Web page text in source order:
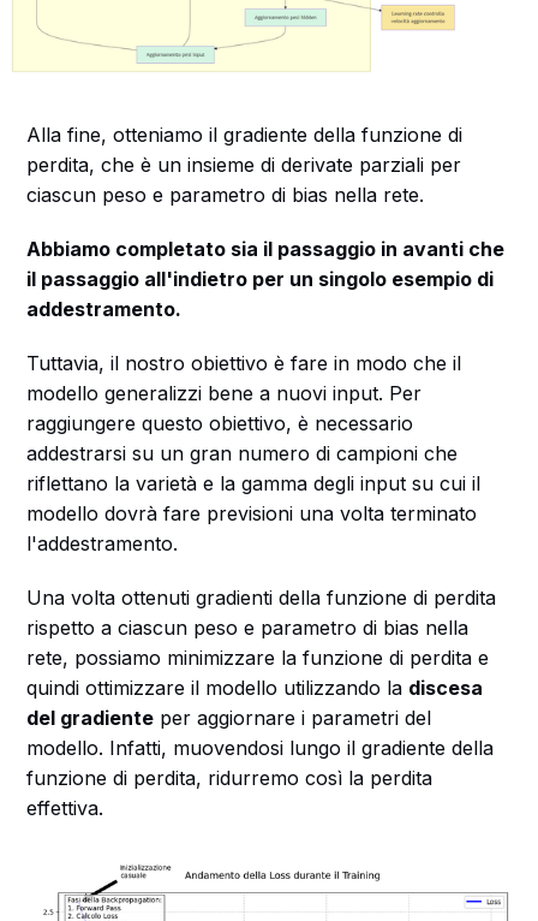
Alla fine, otteniamo il gradiente della funzione di
perdita, che è un insieme di derivate parziali per
ciascun peso e parametro di bias nella rete.
Abbiamo completato sia il passaggio in avanti che
il passaggio all'indietro per un singolo esempio di
addestramento.
Tuttavia, il nostro obiettivo è fare in modo che il
modello generalizzi bene a nuovi input. Per
raggiungere questo obiettivo, è necessario
addestrarsi su un gran numero di campioni che
riflettano la varietà e la gamma degli input su cui il
modello dovrà fare previsioni una volta terminato
l'addestramento.
Una volta ottenuti gradienti della funzione di perdita
rispetto a ciascun peso e parametro di bias nella
rete, possiamo minimizzare la funzione di perdita e
quindi ottimizzare il modello utilizzando la discesa
del gradiente per aggiornare i parametri del
modello. Infatti, muovendosi lungo il gradiente della
funzione di perdita, ridurremo così la perdita
effettiva.